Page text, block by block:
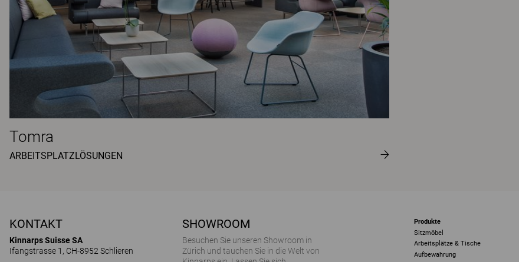
Tomra
ARBEITSPLATZLÖSUNGEN
KONTAKT
Kinnarps Suisse SA
Ifangstrasse 1, CH-8952 Schlieren
SHOWROOM
Besuchen Sie unseren Showroom in
Zürich und tauchen Sie in die Welt von
Produkte
Sitzmöbel
Arbeitsplätze & Tische
Aufbewahrung